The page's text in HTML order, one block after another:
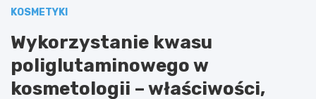
KOSMETYKI
Wykorzystanie kwasu
poliglutaminowego w
kosmetologii – właściwości,